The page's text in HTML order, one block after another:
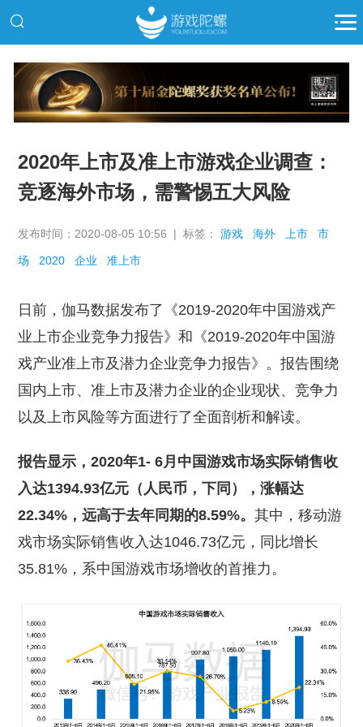
推广
2020年上市及准上市游戏企业调查：
竞逐海外市场，需警惕五大风险
发布时间：2020-08-05 10:56 | 标签：游戏 海外 上市 市
场 2020 企业 准上市
日前，伽马数据发布了《2019-2020年中国游戏产
业上市企业竞争力报告》和《2019-2020年中国游
戏产业准上市及潜力企业竞争力报告》。报告围绕
国内上市、准上市及潜力企业的企业现状、竞争力
以及上市风险等方面进行了全面剖析和解读。
报告显示，2020年1- 6月中国游戏市场实际销售收
入达1394.93亿元（人民币，下同），涨幅达
22.34%，远高于去年同期的8.59%。其中，移动游
戏市场实际销售收入达1046.73亿元，同比增长
35.81%，系中国游戏市场增收的首推力。